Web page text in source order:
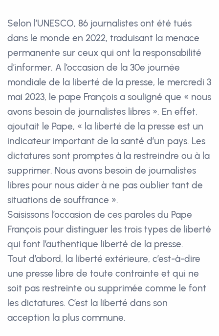
Selon l’UNESCO, 86 journalistes ont été tués
dans le monde en 2022, traduisant la menace
permanente sur ceux qui ont la responsabilité
d’informer. A l’occasion de la 30e journée
mondiale de la liberté de la presse, le mercredi 3
mai 2023, le pape François a souligné que « nous
avons besoin de journalistes libres ». En effet,
ajoutait le Pape, « la liberté de la presse est un
indicateur important de la santé d’un pays. Les
dictatures sont promptes à la restreindre ou à la
supprimer. Nous avons besoin de journalistes
libres pour nous aider à ne pas oublier tant de
situations de souffrance ».
Saisissons l’occasion de ces paroles du Pape
François pour distinguer les trois types de liberté
qui font l’authentique liberté de la presse.
Tout d’abord, la liberté extérieure, c’est-à-dire
une presse libre de toute contrainte et qui ne
soit pas restreinte ou supprimée comme le font
les dictatures. C’est la liberté dans son
acception la plus commune.